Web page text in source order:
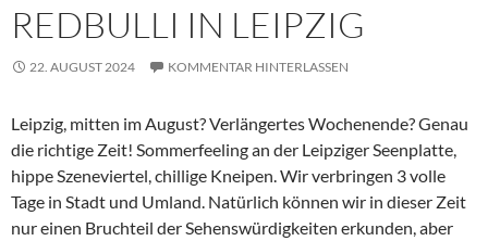
REDBULLI IN LEIPZIG
22. AUGUST 2024 KOMMENTAR HINTERLASSEN
Leipzig, mitten im August? Verlängertes Wochenende? Genau
die richtige Zeit! Sommerfeeling an der Leipziger Seenplatte,
hippe Szeneviertel, chillige Kneipen. Wir verbringen 3 volle
Tage in Stadt und Umland. Natürlich können wir in dieser Zeit
nur einen Bruchteil der Sehenswürdigkeiten erkunden, aber